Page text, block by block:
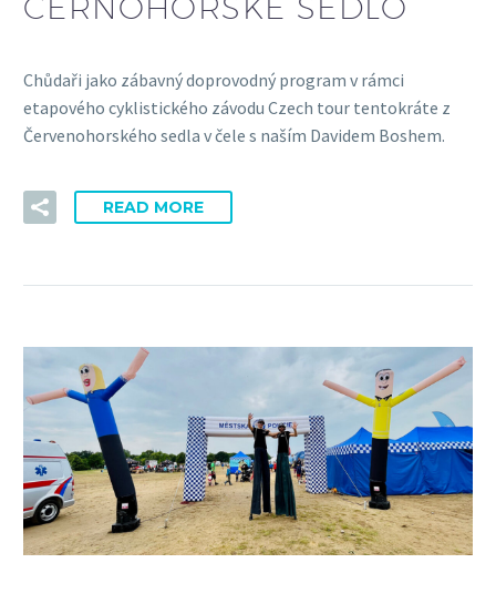
ČERNOHORSKÉ SEDLO
Chůdaři jako zábavný doprovodný program v rámci
etapového cyklistického závodu Czech tour tentokráte z
Červenohorského sedla v čele s naším Davidem Boshem.
READ MORE